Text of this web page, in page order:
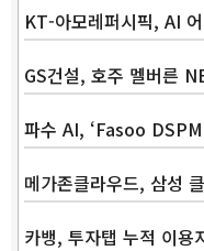
KT-아모레퍼시픽, AI
GS건설, 호주 멜버른
파수 AI, ‘Fasoo
메가존클라우드, 삼성
카뱅, 투자탭 누적 이